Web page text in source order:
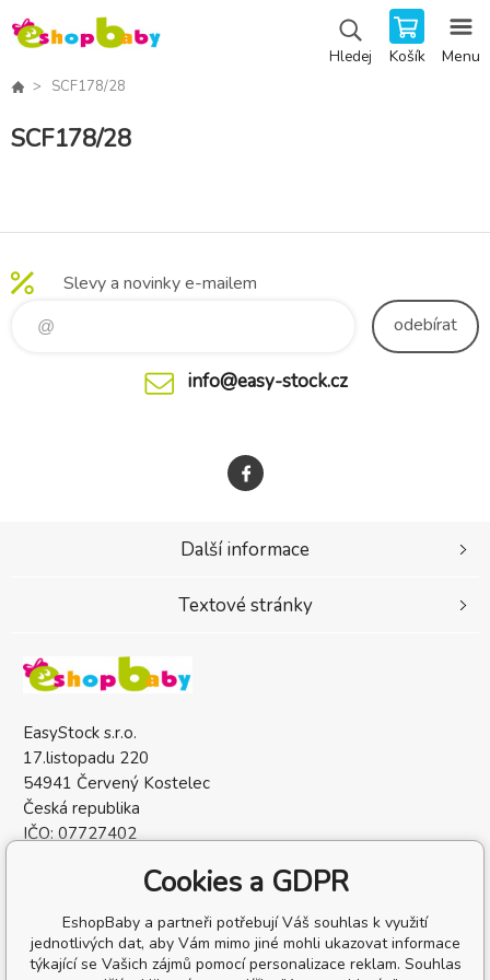
Hledej Košík Menu
SCF178/28
SCF178/28
Slevy a novinky e-mailem
odebírat
info@easy-stock.cz
EasyStock s.r.o.
17.listopadu 220
54941 Červený Kostelec
Česká republika
IČO: 07727402
Další informace
Textové stránky
Cookies a GDPR
EshopBaby a partneři potřebují Váš souhlas k využití
jednotlivých dat, aby Vám mimo jiné mohli ukazovat informace
týkající se Vašich zájmů pomocí personalizace reklam. Souhlas